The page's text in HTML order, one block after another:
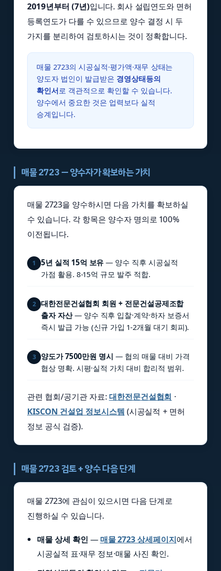
2019년부터 (7년)입니다. 회사 설립연도와 면허
등록연도가 다를 수 있으므로 양수 결정 시 두
가지를 분리하여 검토하시는 것이 정확합니다.
매물 2723의 시공실적·평가액·재무 상태는
양도자 법인이 발급받은 경영상태등의
확인서로 객관적으로 확인할 수 있습니다.
양수에서 중요한 것은 업력보다 실적
승계입니다.
매물 2723 — 양수자가 확보하는 가치
매물 2723을 양수하시면 다음 가치를 확보하실
수 있습니다. 각 항목은 양수자 명의로 100%
이전됩니다.
1 5년 실적 15억 보유 — 양수 직후 시공실적
가점 활용. 8-15억 규모 발주 적합.
2
대한전문건설협회 회원 + 전문건설공제조합
출자 자산— 양수 직후 입찰·계약·하자 보증서
즉시 발급 가능 (신규 가입 1-2개월 대기 회피).
3 양도가 7500만원 명시 — 협의 매물 대비 가격
협상 명확. 시평·실적 가치 대비 합리적 범위.
관련 협회/공기관 자료:대한전문건설협회 ·
KISCON 건설업 정보시스템 (시공실적 + 면허
정보 공식 검증).
매물 2723 검토 + 양수 다음 단계
매물 2723에 관심이 있으시면 다음 단계로
진행하실 수 있습니다.
매물 상세 확인 — 매물 2723 상세페이지에서
시공실적 표·재무 정보·매물 사진 확인.